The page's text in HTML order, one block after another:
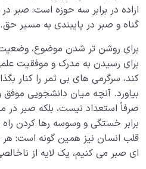
کنترل خیال چیست؟
سازگاری قلب با برزخ چه تأثیری در
حیات برزخی پیش رویمان دارد؟
آیا وابستگی های روانی ما می
تهدید کنند؟
شوق مرگ چیست، چرا ایجاد می
ای از افسردگی است؟
نشانه های قلب سلیم چیست؟
سلامت نفس آنها را نشان می‌دهد؟
اراده در برابر سه حوزه است: صبر در
گناه و صبر در پایبندی به مسیر حق.
برای روشن تر شدن موضوع،
برای رسیدن به مدرک و موفقیت
کند، سرگرمی های بی ثمر را کنار
بیاورد. آنچه میان دانشجویی موفق
صرفاً استعداد نیست، بلکه صبر در
برابر خستگی و وسوسه رها کردن
قلب انسان نیز همین گونه است: هر
ای صبر می کنیم، یک لایه از